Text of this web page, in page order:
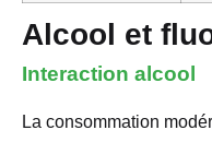
Alcool et
Interaction alcool
La consommation